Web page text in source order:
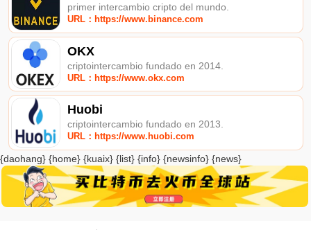
primer intercambio cripto del mundo.
URL：https://www.binance.com
OKX
criptointercambio fundado en 2014.
URL：https://www.okx.com
Huobi
criptointercambio fundado en 2013.
URL：https://www.huobi.com
{daohang} {home} {kuaix} {list} {info} {newsinfo} {news}